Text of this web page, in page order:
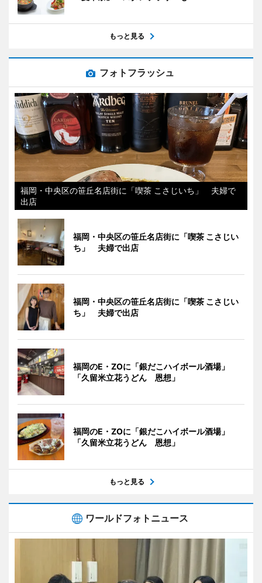
もっと見る
フォトフラッシュ
福岡・中央区の笹丘名店街に「喫茶 こさじいち」 夫婦で
出店
福岡・中央区の笹丘名店街に「喫茶 こさじい
ち」 夫婦で出店
福岡・中央区の笹丘名店街に「喫茶 こさじい
ち」 夫婦で出店
福岡のE・ZOに「銀だこハイボール酒場」
「久留米立花うどん 恩想」
福岡のE・ZOに「銀だこハイボール酒場」
「久留米立花うどん 恩想」
もっと見る
ワールドフォトニュース